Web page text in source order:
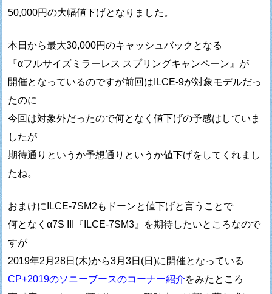
50,000円の大幅値下げとなりました。
本日から最大30,000円のキャッシュバックとなる
『αフルサイズミラーレス スプリングキャンペーン』が
開催となっているのですが前回はILCE-9が対象モデルだっ
たのに
今回は対象外だったので何となく値下げの予感はしていま
したが
期待通りというか予想通りというか値下げをしてくれまし
たね。
おまけにILCE-7SM2もドーンと値下げと言うことで
何となくα7S III『ILCE-7SM3』を期待したいところなので
すが
2019年2月28日(木)から3月3日(日)に開催となっている
CP+2019のソニーブースのコーナー紹介をみたところ